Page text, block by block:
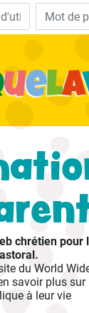
biblique
Nature
Aventures
Loisirs
chrétien pour
du World
savoir plus sur
à leur vie